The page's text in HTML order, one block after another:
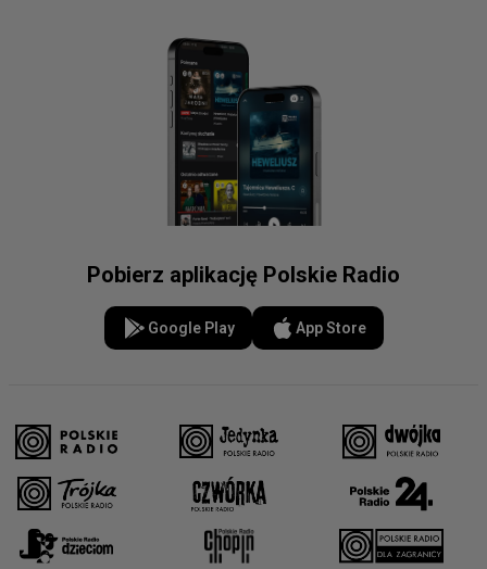
Pobierz aplikację Polskie Radio
Google Play App Store